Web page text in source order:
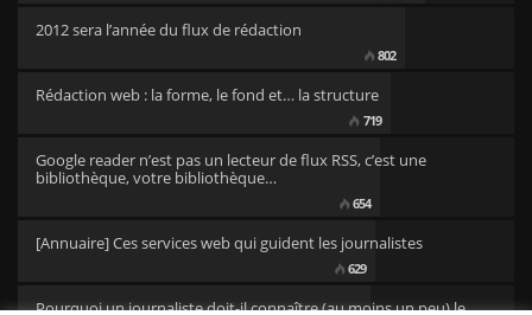
2012 sera l’année du flux de rédaction
802
Rédaction web : la forme, le fond et… la structure
719
Google reader n’est pas un lecteur de flux RSS, c’est une
bibliothèque, votre bibliothèque…
654
[Annuaire] Ces services web qui guident les journalistes
629
Pourquoi un journaliste doit-il connaître (au moins un peu) le